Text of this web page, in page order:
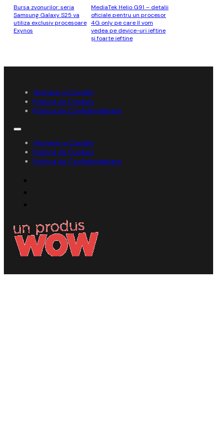
Bursa zvonurilor: seria
Samsung Galaxy S25 va
utiliza exclusiv procesoare
Exynos
MediaTek Helio G91 – detalii
oficiale pentru un procesor
4G only pe care îl vom
vedea pe device-uri ieftine
şi foarte ieftine
Termene și Condiții
Politica de Cookies
Politica de Confidențialitate
Termene și Condiții
Politica de Cookies
Politica de Confidențialitate